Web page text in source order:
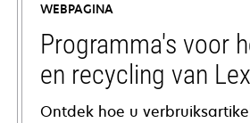
new
tab
WEBPAGINA
Programma's voor
en recycling van
Ontdek hoe u